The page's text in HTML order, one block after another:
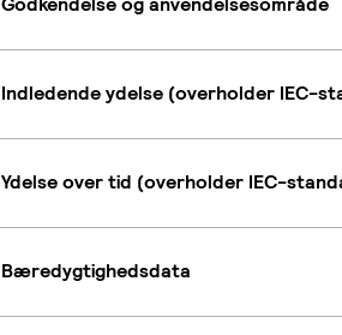
Indledende ydelse (overholder IEC-
Ydelse over tid (overholder IEC-
Bæredygtighedsdata